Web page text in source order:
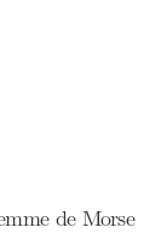
de Morse